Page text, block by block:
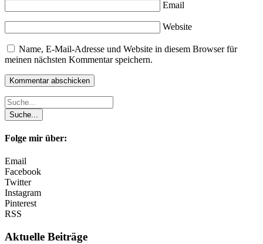
Email
Website
Name, E-Mail-Adresse und Website in diesem Browser für
meinen nächsten Kommentar speichern.
Folge mir über:
Email
Facebook
Twitter
Instagram
Pinterest
RSS
Aktuelle Beiträge